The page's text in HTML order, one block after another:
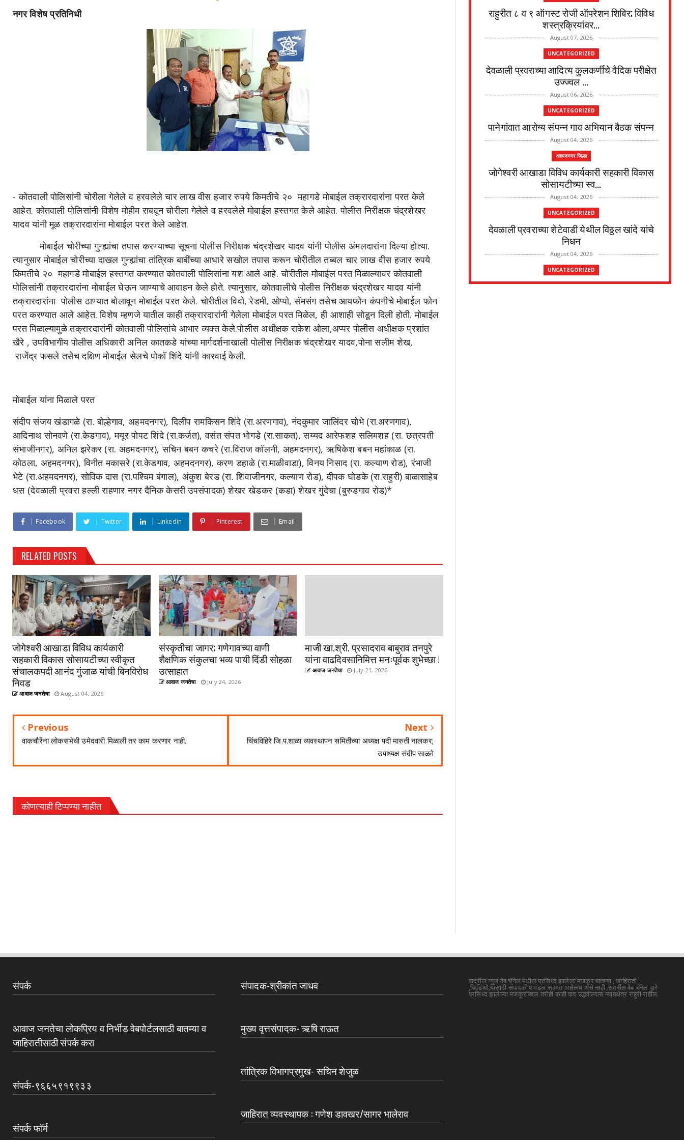
नगर विशेष प्रतिनिधी
- कोतवाली पोलिसांनी चोरीला गेलेले व हरवलेले चार लाख वीस हजार रुपये किमतीचे २० महागडे मोबाईल तक्रारदारांना परत केले
आहेत. कोतवाली पोलिसांनी विशेष मोहीम राबवून चोरीला गेलेले व हरवलेले मोबाईल हस्तगत केले आहेत. पोलीस निरीक्षक चंद्रशेखर
यादव यांनी मूळ तक्रारदारांना मोबाईल परत केले आहेत.
मोबाईल चोरीच्या गुन्ह्यांचा तपास करण्याच्या सूचना पोलीस निरीक्षक चंद्रशेखर यादव यांनी पोलीस अंमलदारांना दिल्या होत्या.
त्यानुसार मोबाईल चोरीच्या दाखल गुन्ह्यांचा तांत्रिक बाबींच्या आधारे सखोल तपास करून चोरीतील तब्बल चार लाख वीस हजार रुपये
किमतीचे २० महागडे मोबाईल हस्तगत करण्यात कोतवाली पोलिसांना यश आले आहे. चोरीतील मोबाईल परत मिळाल्यावर कोतवाली
पोलिसांनी तक्रारदारांना मोबाईल घेऊन जाण्याचे आवाहन केले होते. त्यानुसार, कोतवालीचे पोलीस निरीक्षक चंद्रशेखर यादव यांनी
तक्रारदारांना पोलीस ठाण्यात बोलावून मोबाईल परत केले. चोरीतील विवो, रेडमी, ओप्पो, सॅमसंग तसेच आयफोन कंपनीचे मोबाईल फोन
परत करण्यात आले आहेत. विशेष म्हणजे यातील काही तक्रारदारांनी गेलेला मोबाईल परत मिळेल, ही आशाही सोडून दिली होती. मोबाईल
परत मिळाल्यामुळे तक्रारदारांनी कोतवाली पोलिसांचे आभार व्यक्त केले.पोलीस अधीक्षक राकेश ओला,अप्पर पोलीस अधीक्षक प्रशांत
खैरे , उपविभागीय पोलीस अधिकारी अनिल कातकडे यांच्या मार्गदर्शनाखाली पोलीस निरीक्षक चंद्रशेखर यादव,पोना सलीम शेख,
राजेंद्र फसले तसेच दक्षिण मोबाईल सेलचे पोकॉ शिंदे यांनी कारवाई केली.
मोबाईल यांना मिळाले परत
संदीप संजय खंडागळे (रा. बोल्हेगाव, अहमदनगर), दिलीप रामकिसन शिंदे (रा.अरणगाव), नंदकुमार जालिंदर चोभे (रा.अरणगाव),
आदिनाथ सोनवणे (रा.केडगाव), मयूर पोपट शिंदे (रा.कर्जत), वसंत संपत भोगडे (रा.साकत), सय्यद आरेफशह सलिमशह (रा. छत्रपती
संभाजीनगर), अनिल झरेकर (रा. अहमदनगर), सचिन बबन कचरे (रा.विराज कॉलनी, अहमदनगर), ऋषिकेश बबन महांकाळ (रा.
कोठला, अहमदनगर), विनीत मकासरे (रा.केडगाव, अहमदनगर), करण डहाळे (रा.माळीवाडा), विनय निसाद (रा. कल्याण रोड), रंभाजी
भेटे (रा.अहमदनगर), सोविक दास (रा.पश्चिम बंगाल), अंकुश बेरड (रा. शिवाजीनगर, कल्याण रोड), दीपक घोडके (रा.राहुरी) बाळासाहेब
धस (देवळाली प्रवरा हल्ली राहणार नगर दैनिक केसरी उपसंपादक) शेखर खेडकर (कडा) शेखर गुंदेचा (बुरुडगाव रोड)*
Facebook Twitter Linkedin Pinterest Email
RELATED POSTS
जोगेश्वरी आखाडा विविध कार्यकारी
सहकारी विकास सोसायटीच्या स्वीकृत
संचालकपदी आनंद गुंजाळ यांची बिनविरोध
निवड
आवाज जनतेचा August 04, 2026
संस्कृतीचा जागर; गणेगावच्या वाणी
शैक्षणिक संकुलचा भव्य पायी दिंडी सोहळा
उत्साहात
आवाज जनतेचा July 24, 2026
माजी खा.श्री. प्रसादराव बाबुराव तनपुरे
यांना वाढदिवसानिमित्त मनःपूर्वक शुभेच्छा !
आवाज जनतेचा July 21, 2026
Previous
वाकचौरेंना लोकसभेची उमेदवारी मिळाली तर काम करणार नाही..
Next
चिंचविहिरे जि.प.शाळा व्यवस्थापन समितीच्या अध्यक्ष पदी मारुती नालकर;
उपाध्यक्ष संदीप साळवे
कोणत्याही टिप्पण्‍या नाहीत
राहुरीत ८ व ९ ऑगस्ट रोजी ऑपरेशन शिबिर; विविध
शस्त्रक्रियांवर...
August 07, 2026
UNCATEGORIZED
देवळाली प्रवराच्या आदित्य कुलकर्णीचे वैदिक परीक्षेत
उज्ज्वल ...
August 06, 2026
UNCATEGORIZED
पानेगांवात आरोग्य संपन्न गाव अभियान बैठक संपन्न
August 04, 2026
अहमदनगर जिल्हा
जोगेश्वरी आखाडा विविध कार्यकारी सहकारी विकास
सोसायटीच्या स्व...
August 04, 2026
UNCATEGORIZED
देवळाली प्रवराच्या शेटेवाडी येथील विठ्ठल खांदे यांचे
निधन
August 04, 2026
UNCATEGORIZED
मुकुंद चिलवंत यांनी स्वीकारला अहिल्यानगर जिल्हा
संपर्क
आवाज जनतेचा लोकप्रिय व निर्भीड वेबपोर्टलसाठी बातम्या व
जाहिरातीसाठी संपर्क करा
संपर्क-९६६५९१९९३३
संपर्क फॉर्म
संपादक-श्रीकांत जाधव
मुख्य वृत्तसंपादक- ऋषि राऊत
तांत्रिक विभागप्रमुख- सचिन शेजुळ
जाहिरात व्यवस्थापक : गणेश डावखर/सागर भालेराव
सदरील न्युज वेब चॅनेल मधील प्रसिध्द झालेला मजकूर बातम्या , जाहिराती
,व्हिडिओ,यांसाठी संपादकीय मंडळ सहमत असेलच असे नाही .सदरील वेब चॅनेल द्वारे
प्रसिध्द झालेल्या मजकूराबद्दल तरीही काही वाद उद्भवील्यास न्यायक्षेत्र राहुरी राहील.